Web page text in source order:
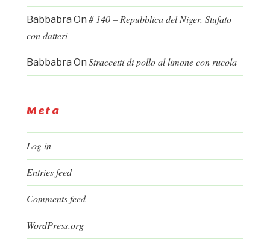
Babbabra On # 140 – Repubblica del Niger. Stufato
con datteri
Babbabra On Straccetti di pollo al limone con rucola
Meta
Log in
Entries feed
Comments feed
WordPress.org